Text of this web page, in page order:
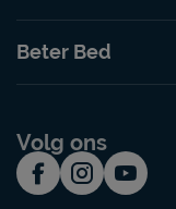
Beter Bed
Volg ons